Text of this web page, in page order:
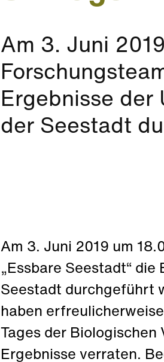
Am 3. Juni
Ergebnisse der
der Seestadt
Am 3. Juni 2019 um
„Essbare Seestadt“
Seestadt durchgeführt
haben
Tages der
Ergebnisse verraten.